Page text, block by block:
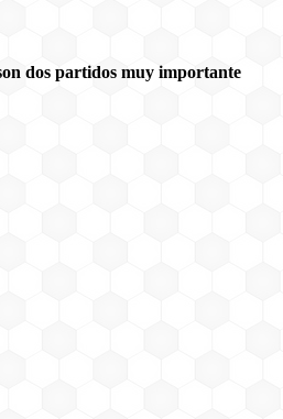
dos partidos muy importante